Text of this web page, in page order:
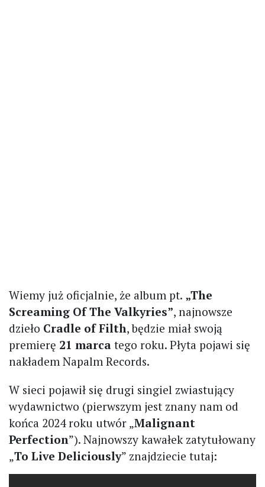
Wiemy już oficjalnie, że album pt. „The
Screaming Of The Valkyries”, najnowsze
dzieło Cradle of Filth, będzie miał swoją
premierę 21 marca tego roku. Płyta pojawi się
nakładem Napalm Records.
W sieci pojawił się drugi singiel zwiastujący
wydawnictwo (pierwszym jest znany nam od
końca 2024 roku utwór „Malignant
Perfection”). Najnowszy kawałek zatytułowany
„To Live Deliciously” znajdziecie tutaj: